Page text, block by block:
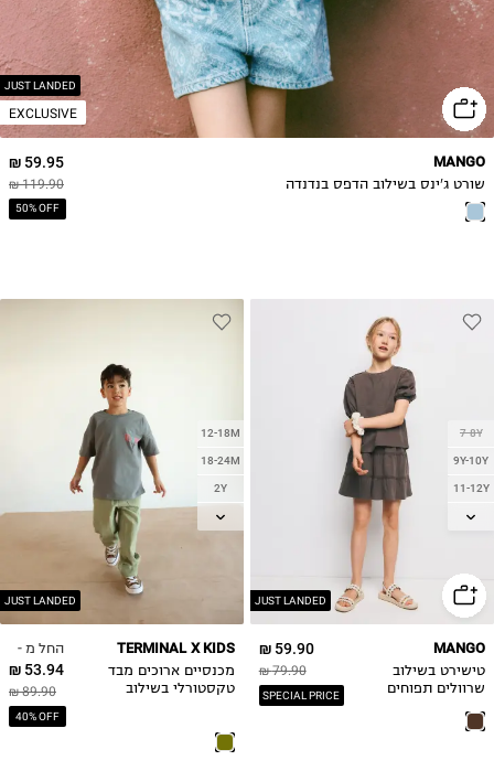
JUST LANDED
EXCLUSIVE
59.95 ₪
119.90 ₪
50% OFF
MANGO
שורט ג'ינס בשילוב הדפס בנדנדה
JUST LANDED
7-8Y
9Y-10Y
11-12Y
13-14Y
59.90 ₪
79.90 ₪
SPECIAL PRICE
MANGO
טישירט בשילוב
שרוולים תפוחים
JUST LANDED
12-18M
18-24M
2Y
3Y
7Y
החל מ -
53.94 ₪
89.90 ₪
40% OFF
TERMINAL X KIDS
מכנסיים ארוכים מבד
טקסטורלי בשילוב